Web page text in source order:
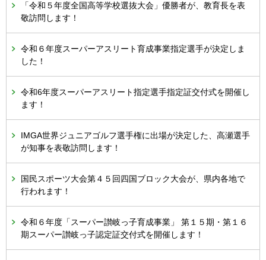
「令和５年度全国高等学校選抜大会」優勝者が、教育長を表
敬訪問します！
令和６年度スーパーアスリート育成事業指定選手が決定しま
した！
令和6年度スーパーアスリート指定選手指定証交付式を開催し
ます！
IMGA世界ジュニアゴルフ選手権に出場が決定した、高瀬選手
が知事を表敬訪問します！
国民スポーツ大会第４５回四国ブロック大会が、県内各地で
行われます！
令和６年度「スーパー讃岐っ子育成事業」 第１５期・第１６
期スーパー讃岐っ子認定証交付式を開催します！